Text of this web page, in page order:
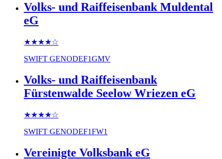
Volks- und Raiffeisenbank Muldental
eG
★★★★☆
SWIFT GENODEF1GMV
Volks- und Raiffeisenbank
Fürstenwalde Seelow Wriezen eG
★★★★☆
SWIFT GENODEF1FW1
Vereinigte Volksbank eG